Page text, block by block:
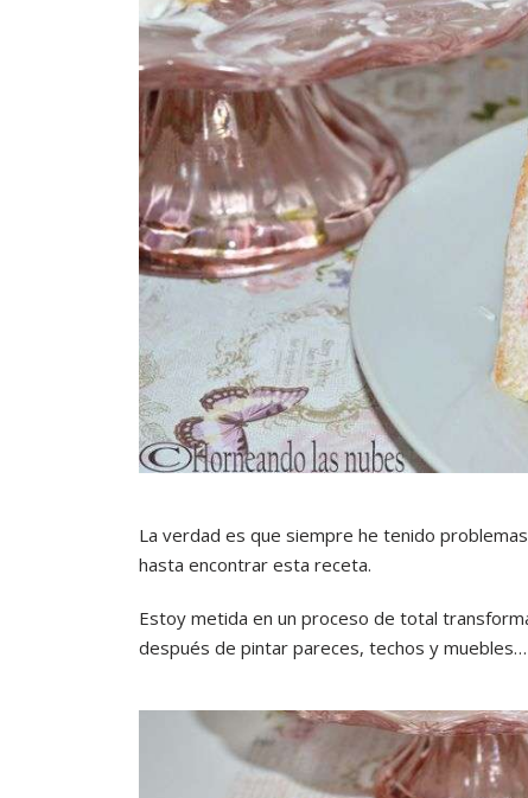
La verdad es que siempre he tenido
hasta encontrar esta receta.
Estoy metida en un proceso de total
después de pintar pareces, techos y